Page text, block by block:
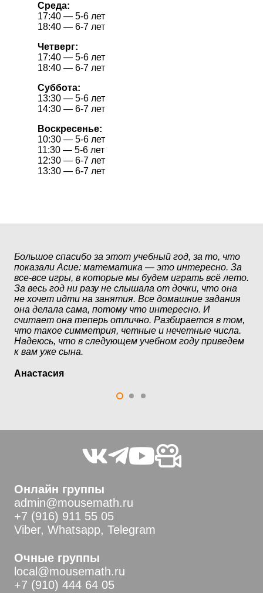
Среда:
17:40 — 5-6 лет
18:40 — 6-7 лет
Четверг:
17:40 — 5-6 лет
18:40 — 6-7 лет
Суббота:
13:30 — 5-6 лет
14:30 — 6-7 лет
Воскресенье:
10:30 — 5-6 лет
11:30 — 5-6 лет
12:30 — 6-7 лет
13:30 — 6-7 лет
Большое спасибо за этот учебный год, за то, что
показали Асие: математика — это интересно. За
все-все игры, в которые мы будем играть всё лето.
За весь год ни разу не слышала от дочки, что она
не хочет идти на занятия. Все домашние задания
она делала сама, потому что интересно. И
считает она теперь отлично. Разбирается в том,
что такое симметрия, четные и нечетные числа.
Надеюсь, что в следующем учебном году приведем
к вам уже сына.
Анастасия
Онлайн группы
admin@mousemath.ru
+7 (916) 911 55 05
Viber, Whatsapp, Telegram
Очные группы
local@mousemath.ru
+7 (910) 444 64 05